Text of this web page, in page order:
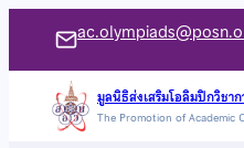
เนื้อหา
มูลนิธิส่งเสริมโอลิมปิกวิชา
The Promotion of Academic